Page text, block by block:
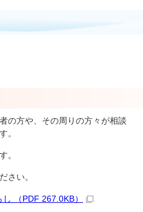
の方や、その周りの方々が相談
。
。
さい。
（PDF 267.0KB）